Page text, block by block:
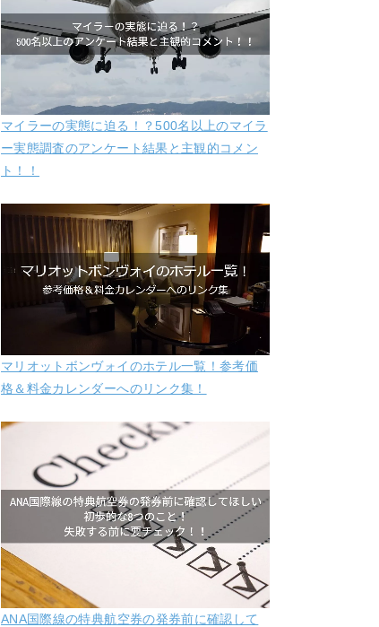
マイラーの実態に迫る！？500名以上のマイラ
ー実態調査のアンケート結果と主観的コメン
ト！！
マリオットボンヴォイのホテル一覧！参考価
格＆料金カレンダーへのリンク集！
ANA国際線の特典航空券の発券前に確認して